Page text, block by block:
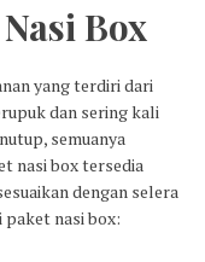
Box
yang terdiri dari
dan sering kali
semuanya
nasi box tersedia
dengan selera
paket nasi box: